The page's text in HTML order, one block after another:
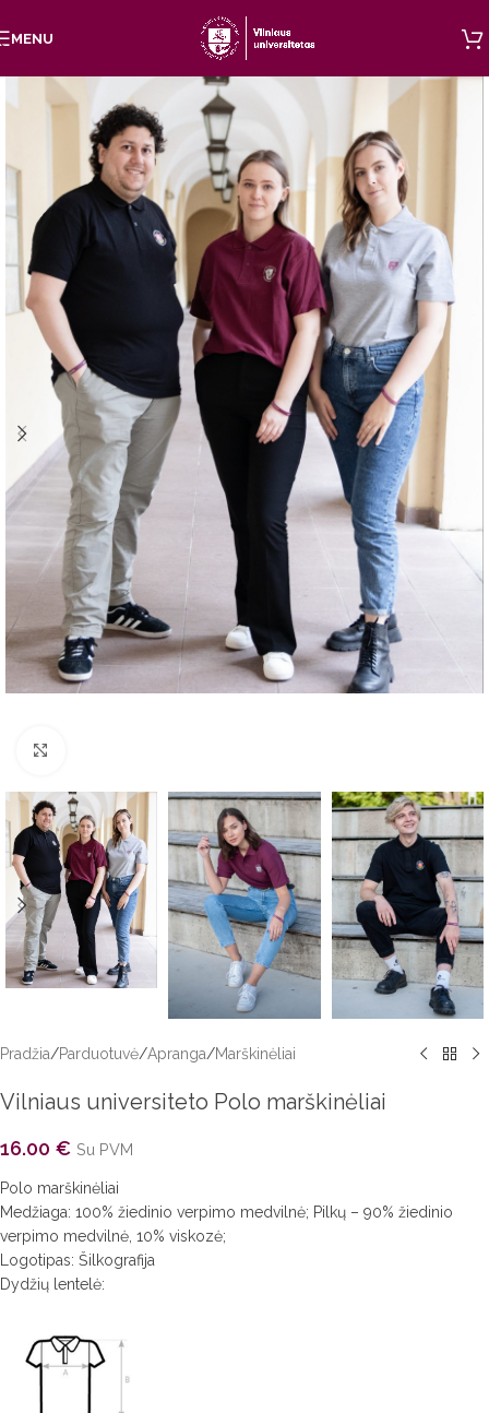
Skip to main content
MENU
Pradžia/Parduotuvė/Apranga/Marškinėliai
Vilniaus universiteto Polo marškinėliai
16.00 € Su PVM
Polo marškinėliai
Medžiaga: 100% žiedinio verpimo medvilnė; Pilkų – 90% žiedinio
verpimo medvilnė, 10% viskozė;
Logotipas: Šilkografija
Dydžių lentelė: